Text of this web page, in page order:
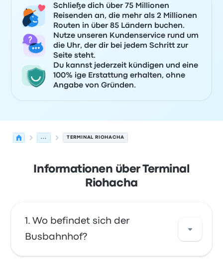
Schließe dich über 75 Millionen
Reisenden an, die mehr als 2 Millionen
Routen in über 85 Ländern buchen.
Nutze unseren Kundenservice rund um
die Uhr, der dir bei jedem Schritt zur
Seite steht.
Du kannst jederzeit kündigen und eine
100% ige Erstattung erhalten, ohne
Angabe von Gründen.
... TERMINAL RIOHACHA
Informationen über Terminal
Riohacha
Wo befindet sich der
Busbahnhof?